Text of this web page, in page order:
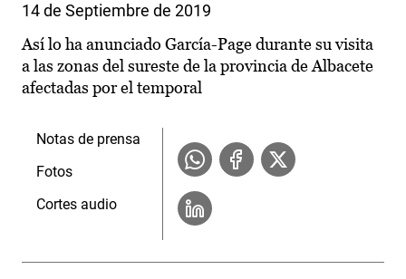
14 de Septiembre de 2019
Así lo ha anunciado García-Page durante su visita
a las zonas del sureste de la provincia de Albacete
afectadas por el temporal
Notas de prensa
Fotos
Cortes audio